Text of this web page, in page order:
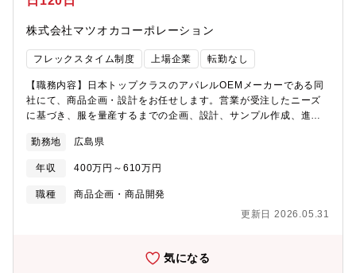
株式会社マツオカコーポレーション
フレックスタイム制度 上場企業 転勤なし
【職務内容】日本トップクラスのアパレルOEMメーカーである同
社にて、商品企画・設計をお任せします。営業が受注したニーズ
に基づき、服を量産するまでの企画、設計、サンプル作成、進捗
でお任せします。【商品企画・設計の業務内容】・メーカーのデ
ザイナー・パタンナーとの打ち合わせ・型紙や仕様書の確認・製
品の設計、サンプル作成・生地・資材の手配・サンプル検品、工
場へのフィードバック、メーカーへの進捗報告・サンプル補修・
の可能性あり（ASEAN、中国など）上記の営業が受注したニーズ
務。※ODM生産…製造する製品の設計から製品開発までを受託者
が行う生産方式です。通常案件の3割程度です。【品質管理の業務
勤務地 広島県
年収 400万円～610万円
職種
商品企画・商品開発
更新日 2026.05.31
気になる